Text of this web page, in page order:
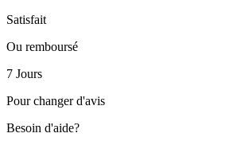
Satisfait
Ou remboursé
7 Jours
Pour changer d'avis
Besoin d'aide?